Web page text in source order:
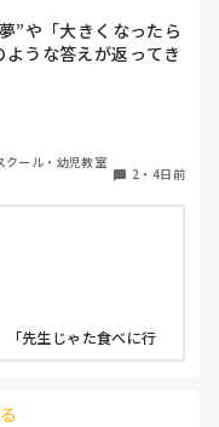
”や「大きくなったら
うな答えが返ってき
んのせんせい！」と
か嬉しくなります♪
ール・幼児教室
2 ・ 4日前
「先生じゃた食べに行